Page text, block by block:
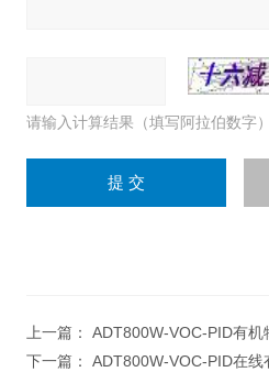
请输入计算结果（填写阿拉伯数字
上一篇： ADT800W-VOC-PID有
下一篇： ADT800W-VOC-PID在线